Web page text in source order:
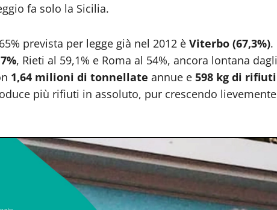
fa solo la Sicilia.
prevista per legge già nel 2012 è Viterbo (67,3%).
, Rieti al 59,1% e Roma al 54%, ancora lontana dagli
1,64 milioni di tonnellate annue e 598 kg di rifiuti
più rifiuti in assoluto, pur crescendo lievemente